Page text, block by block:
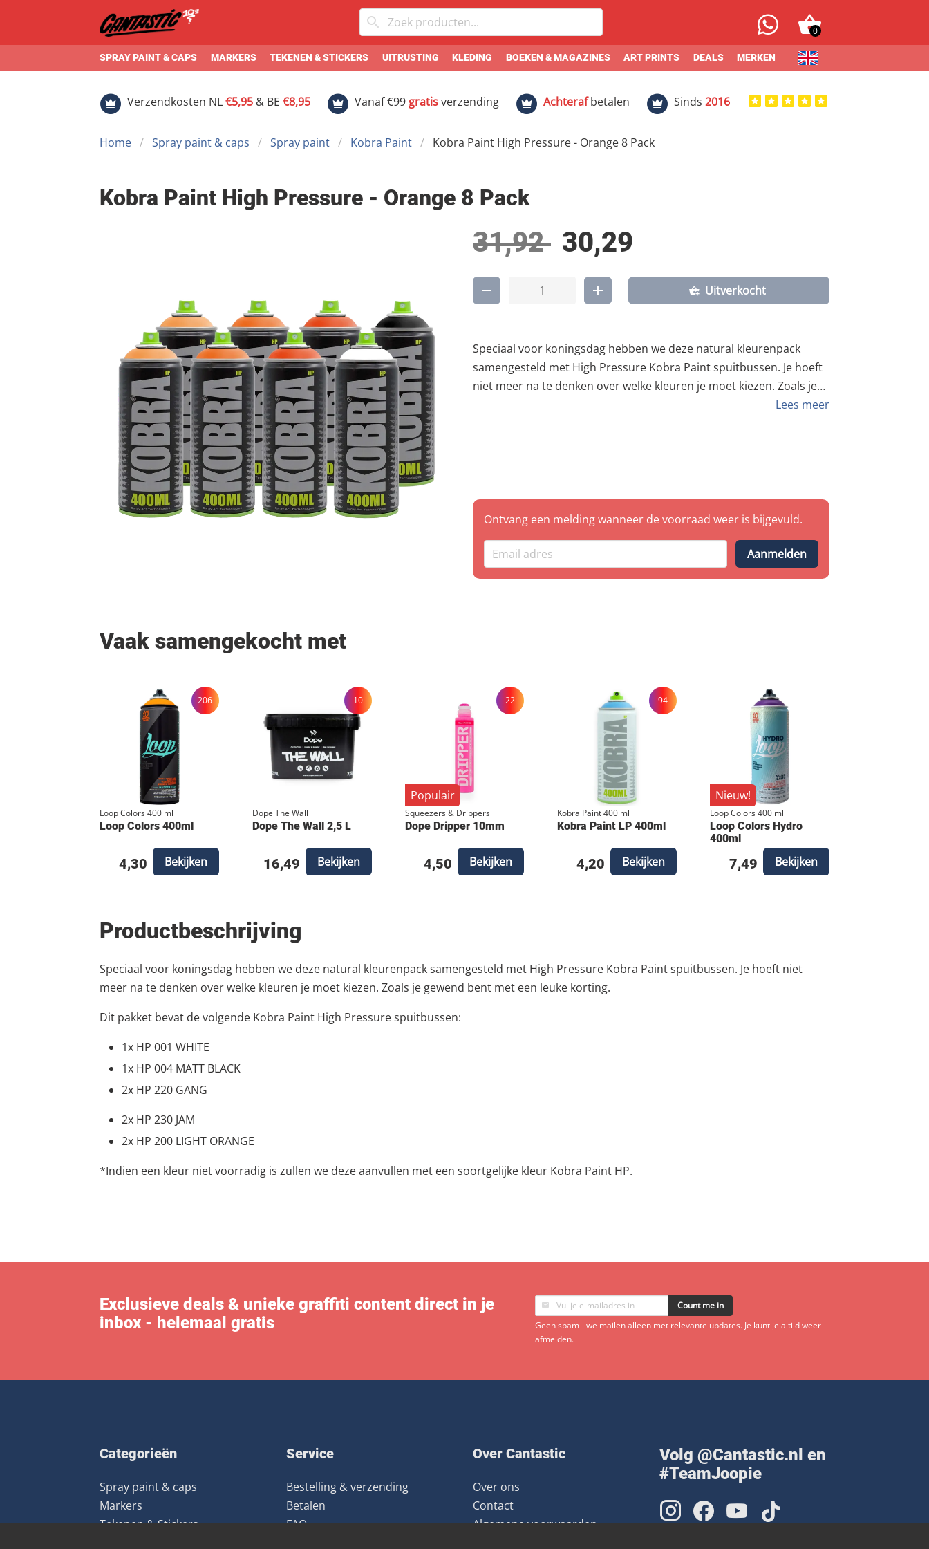
0
SPRAY PAINT & CAPS MARKERS TEKENEN & STICKERS UITRUSTING KLEDING BOEKEN & MAGAZINES ART PRINTS DEALS MERKEN
Verzendkosten NL€5,95 & BE €8,95 Vanaf €99 gratisverzending Achterafbetalen Sinds 2016
Home Spray paint & caps Spray paint Kobra Paint Kobra Paint High Pressure - Orange 8 Pack
Kobra Paint High Pressure - Orange 8 Pack
31,92 30,29
Uitverkocht
Speciaal voor koningsdag hebben we deze natural kleurenpack
samengesteld met High Pressure Kobra Paint spuitbussen. Je hoeft
niet meer na te denken over welke kleuren je moet kiezen. Zoals je
Lees meer
Ontvang een melding wanneer de voorraad weer is bijgevuld.
Aanmelden
Vaak samengekocht met
206
Loop Colors 400 ml
Loop Colors 400ml
4,30 Bekijken
10
Dope The Wall
Dope The Wall 2,5 L
16,49 Bekijken
Populair
22
Squeezers & Drippers
Dope Dripper 10mm
4,50 Bekijken
94
Kobra Paint 400 ml
Kobra Paint LP 400ml
4,20 Bekijken
Nieuw!
Loop Colors 400 ml
Loop Colors Hydro
400ml
7,49 Bekijken
Productbeschrijving
Speciaal voor koningsdag hebben we deze natural kleurenpack samengesteld met High Pressure Kobra Paint spuitbussen. Je hoeft niet
meer na te denken over welke kleuren je moet kiezen. Zoals je gewend bent met een leuke korting.
Dit pakket bevat de volgende Kobra Paint High Pressure spuitbussen:
1x HP 001 WHITE
1x HP 004 MATT BLACK
2x HP 220 GANG
2x HP 230 JAM
2x HP 200 LIGHT ORANGE
*Indien een kleur niet voorradig is zullen we deze aanvullen met een soortgelijke kleur Kobra Paint HP.
Exclusieve deals & unieke graffiti content direct in je
inbox - helemaal gratis
Count me in
Geen spam - we mailen alleen met relevante updates. Je kunt je altijd weer
afmelden.
Categorieën
Spray paint & caps
Markers
Tekenen & Stickers
Service
Bestelling & verzending
Betalen
FAQ
Over Cantastic
Over ons
Contact
Algemene voorwaarden
Volg @Cantastic.nl en
#TeamJoopie